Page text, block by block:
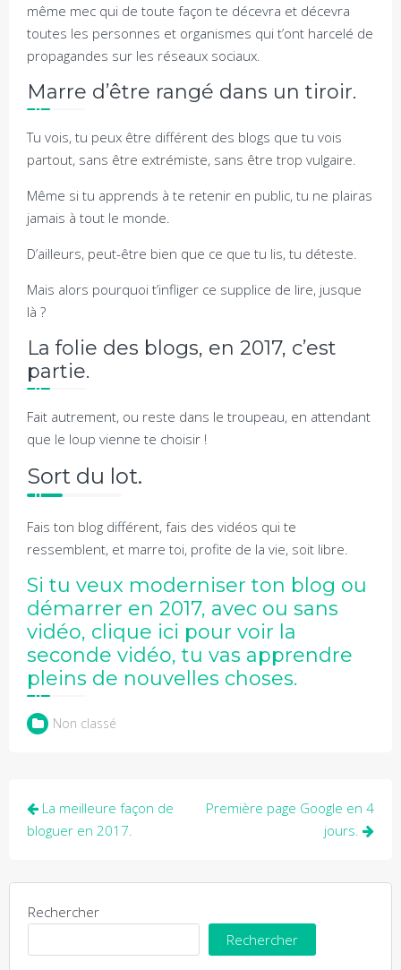
même mec qui de toute façon te décevra et décevra
toutes les personnes et organismes qui t’ont harcelé de
propagandes sur les réseaux sociaux.
Marre d’être rangé dans un tiroir.
Tu vois, tu peux être différent des blogs que tu vois
partout, sans être extrémiste, sans être trop vulgaire.
Même si tu apprends à te retenir en public, tu ne plairas
jamais à tout le monde.
D’ailleurs, peut-être bien que ce que tu lis, tu déteste.
Mais alors pourquoi t’infliger ce supplice de lire, jusque
là ?
La folie des blogs, en 2017, c’est
partie.
Fait autrement, ou reste dans le troupeau, en attendant
que le loup vienne te choisir !
Sort du lot.
Fais ton blog différent, fais des vidéos qui te
ressemblent, et marre toi, profite de la vie, soit libre.
Si tu veux moderniser ton blog ou
démarrer en 2017, avec ou sans
vidéo, clique ici pour voir la
seconde vidéo, tu vas apprendre
pleins de nouvelles choses.
Non classé
Navigation
de
La meilleure façon de
bloguer en 2017.
Première page Google en 4
jours.
Rechercher
Rechercher